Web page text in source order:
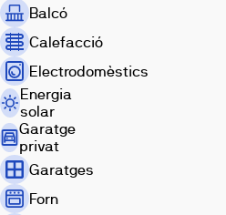
con
plazas
de
garaje
y
trastero,
y
amplias
terrazas.
Balcó
Calefacció
Electrodomèstics
Energia
solar
Garatge
privat
Garatges
Forn
Imatges